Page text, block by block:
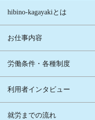
hibino-kagayakiとは
お仕事内容
労働条件・各種制度
利用者インタビュー
就労までの流れ